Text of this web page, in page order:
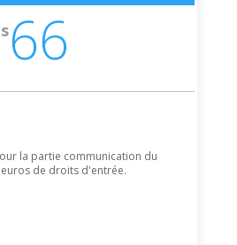
66
la partie communication du
euros de droits d'entrée.